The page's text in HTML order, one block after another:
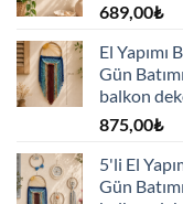
689,00₺
El
Gün
balkon
875,00₺
5'li El
Gün